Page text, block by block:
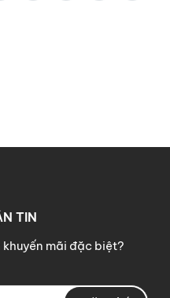
TIN
khuyến mãi đặc biệt?